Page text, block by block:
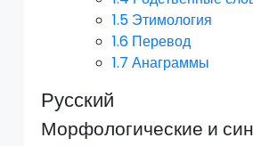
1.5 Этимология
1.6 Перевод
1.7 Анаграммы
Русский
Морфологические и